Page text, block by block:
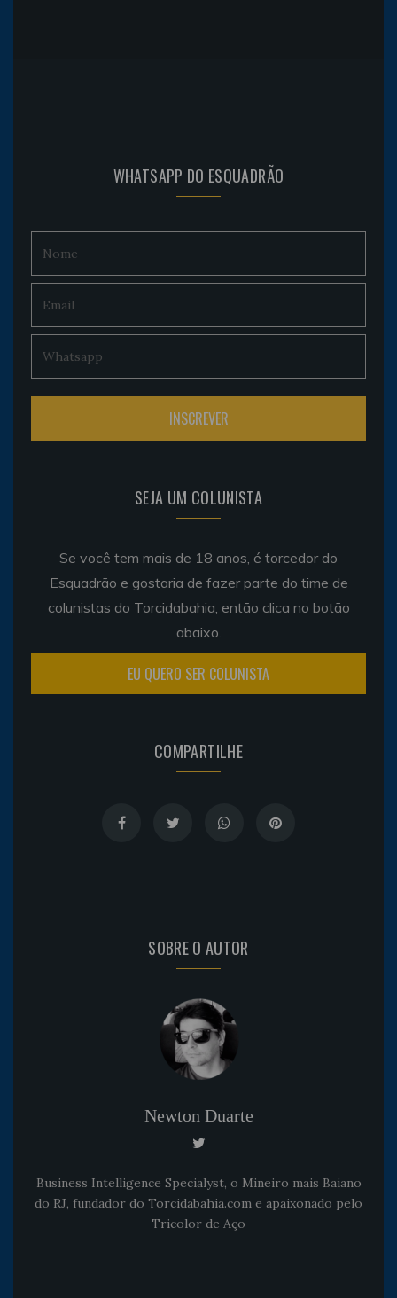
WHATSAPP DO ESQUADRÃO
SEJA UM COLUNISTA
Se você tem mais de 18 anos, é torcedor do
Esquadrão e gostaria de fazer parte do time de
colunistas do Torcidabahia, então clica no botão
abaixo.
EU QUERO SER COLUNISTA
COMPARTILHE
SOBRE O AUTOR
Newton Duarte
Business Intelligence Specialyst, o Mineiro mais Baiano
do RJ, fundador do Torcidabahia.com e apaixonado pelo
Tricolor de Aço